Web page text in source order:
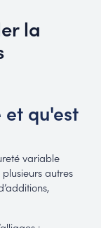
la
qu'est
variable
autres